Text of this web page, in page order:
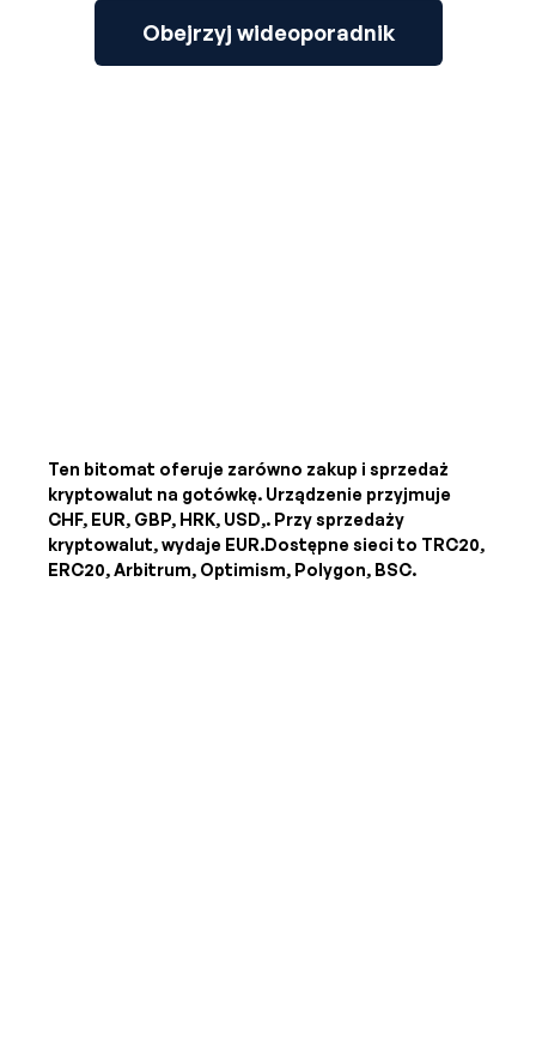
Obejrzyj wideoporadnik
Ten bitomat oferuje zarówno zakup i sprzedaż
kryptowalut na gotówkę. Urządzenie przyjmuje
CHF, EUR, GBP, HRK, USD,. Przy sprzedaży
kryptowalut, wydaje EUR.Dostępne sieci to TRC20,
ERC20, Arbitrum, Optimism, Polygon, BSC.